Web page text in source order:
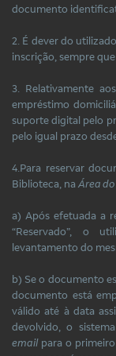
documento
2. É dever do
inscrição, sempre
3. Relativamente
empréstimo
suporte digital pelo
pelo igual prazo
4.Para reservar
Biblioteca, na Área
a) Após efetuada a
“Reservado”, o
levantamento do
b) Se o documento
documento está
válido até à data
devolvido, o
emailpara o primeiro